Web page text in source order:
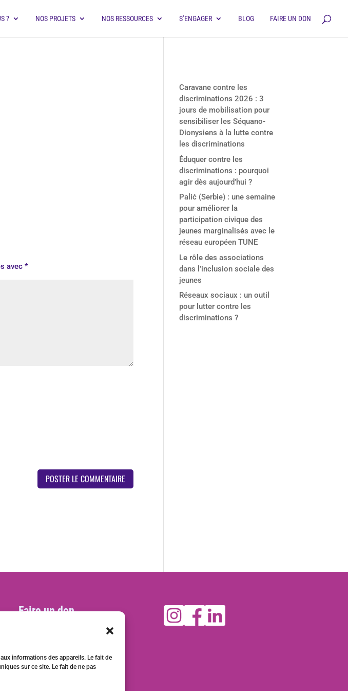
informations des appareils. Le fait de
sur ce site. Le fait de ne pas
? NOS PROJETS NOS RESSOURCES S’ENGAGER BLOG FAIRE UN DON
avec*
Caravane contre les
discriminations 2026 : 3
jours de mobilisation pour
sensibiliser les Séquano-
Dionysiens à la lutte contre
les discriminations
Éduquer contre les
discriminations : pourquoi
agir dès aujourd’hui ?
Palić (Serbie) : une semaine
pour améliorer la
participation civique des
jeunes marginalisés avec le
réseau européen TUNE
Le rôle des associations
dans l’inclusion sociale des
jeunes
Réseaux sociaux : un outil
pour lutter contre les
discriminations ?
Faire un don